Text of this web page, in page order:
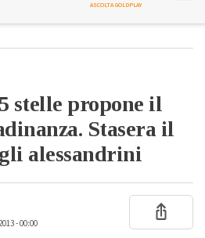
ASCOLTA GOLDPLAY
stelle propone il
Stasera il
alessandrini
- 00:00